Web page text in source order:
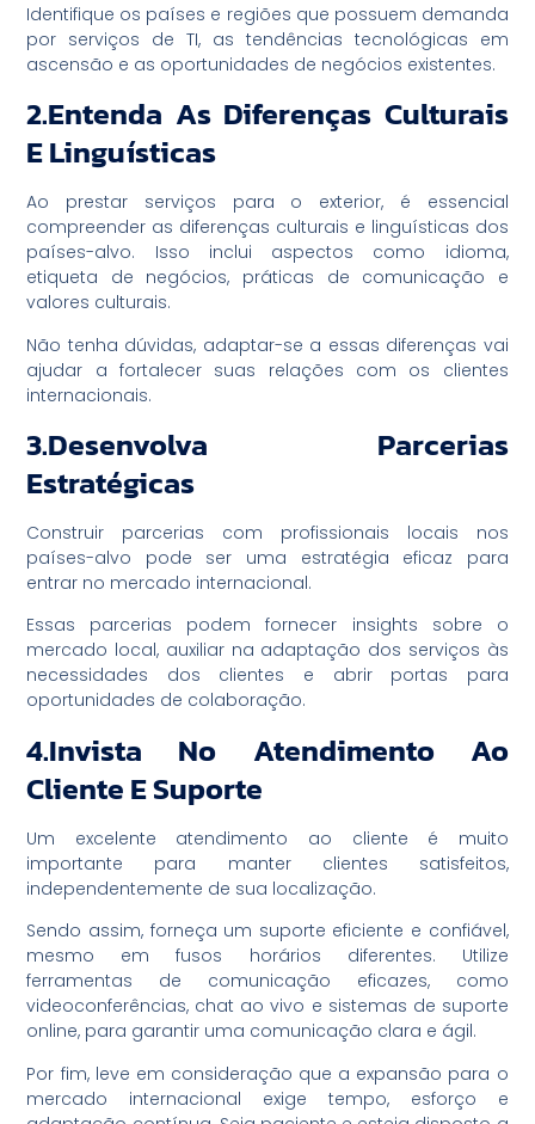
Identifique os países e regiões que possuem demanda
por serviços de TI, as tendências tecnológicas em
ascensão e as oportunidades de negócios existentes.
2.Entenda As Diferenças Culturais
E Linguísticas
Ao prestar serviços para o exterior, é essencial
compreender as diferenças culturais e linguísticas dos
países-alvo. Isso inclui aspectos como idioma,
etiqueta de negócios, práticas de comunicação e
valores culturais.
Não tenha dúvidas, adaptar-se a essas diferenças vai
ajudar a fortalecer suas relações com os clientes
internacionais.
3.Desenvolva Parcerias
Estratégicas
Construir parcerias com profissionais locais nos
países-alvo pode ser uma estratégia eficaz para
entrar no mercado internacional.
Essas parcerias podem fornecer insights sobre o
mercado local, auxiliar na adaptação dos serviços às
necessidades dos clientes e abrir portas para
oportunidades de colaboração.
4.Invista No Atendimento Ao
Cliente E Suporte
Um excelente atendimento ao cliente é muito
importante para manter clientes satisfeitos,
independentemente de sua localização.
Sendo assim, forneça um suporte eficiente e confiável,
mesmo em fusos horários diferentes. Utilize
ferramentas de comunicação eficazes, como
videoconferências, chat ao vivo e sistemas de suporte
online, para garantir uma comunicação clara e ágil.
Por fim, leve em consideração que a expansão para o
mercado internacional exige tempo, esforço e